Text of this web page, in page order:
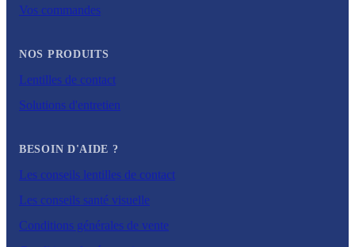
Vos commandes
NOS PRODUITS
Lentilles de contact
Solutions d'entretien
BESOIN D'AIDE ?
Les conseils lentilles de contact
Les conseils santé visuelle
Conditions générales de vente